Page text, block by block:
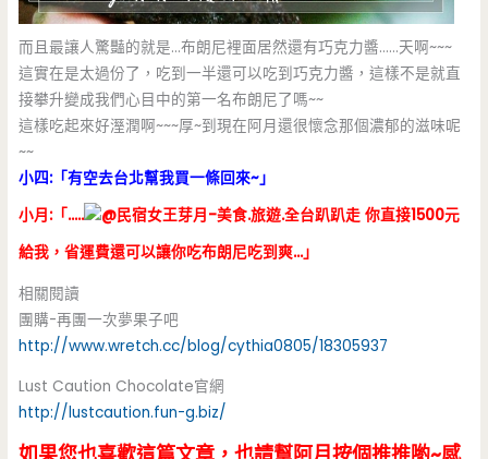
而且最讓人驚豔的就是…布朗尼裡面居然還有巧克力醬……天啊~~~
這實在是太過份了，吃到一半還可以吃到巧克力醬，這樣不是就直
接攀升變成我們心目中的第一名布朗尼了嗎~~
這樣吃起來好溼潤啊~~~厚~到現在阿月還很懷念那個濃郁的滋味呢
~~
小四:「有空去台北幫我買一條回來~」
小月:「…..
你直接1500元
給我，省運費還可以讓你吃布朗尼吃到爽…」
相關閱讀
團購-再團一次夢果子吧
http://www.wretch.cc/blog/cythia0805/18305937
Lust Caution Chocolate官網
http://lustcaution.fun-g.biz/